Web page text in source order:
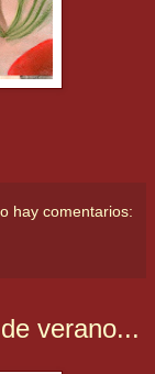
hay comentarios:
verano...